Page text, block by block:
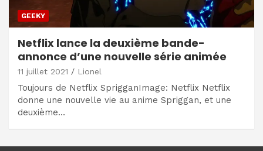
GEEKY
Netflix lance la deuxième bande-
annonce d’une nouvelle série animée
11 juillet 2021 Lionel
Toujours de Netflix SprigganImage: Netflix Netflix
donne une nouvelle vie au anime Spriggan, et une
deuxième…